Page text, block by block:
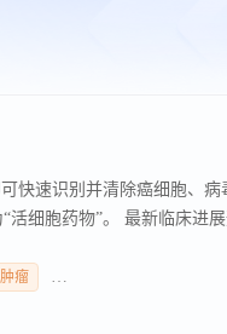
快速识别并清除癌细胞、病
活细胞药物”。 最新临床进
瘤 北京百普赛斯生物科技股